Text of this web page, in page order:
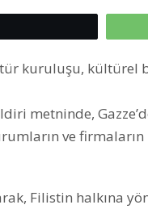
kuruluşu, kültürel
metninde,
ve
Filistin halkına